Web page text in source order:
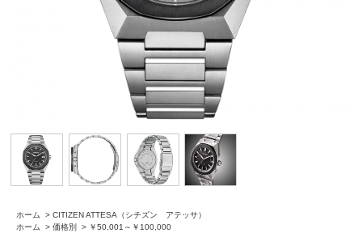
ホーム > CITIZEN ATTESA（シチズン アテッサ）
ホーム
> 価格別 > ￥50,001～￥100,000